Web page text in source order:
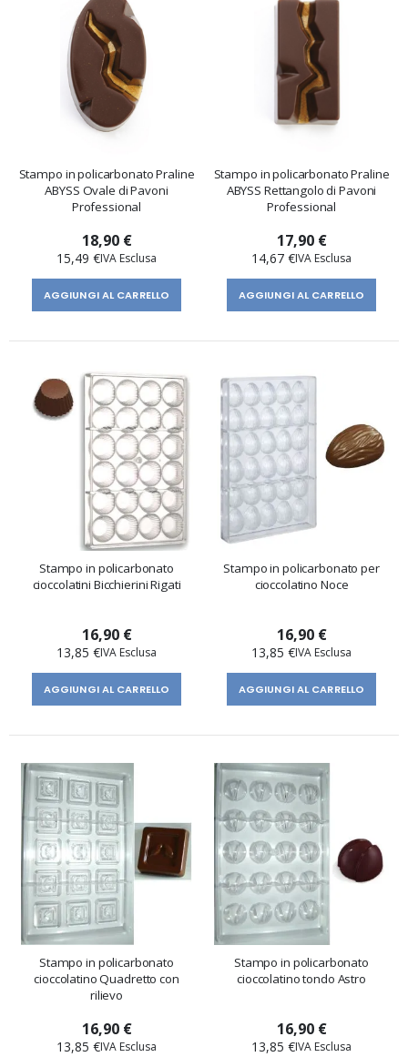
Stampo in policarbonato Praline
ABYSS Ovale di Pavoni
Professional
18,90 €
15,49 €
AGGIUNGI AL CARRELLO
Stampo in policarbonato Praline
ABYSS Rettangolo di Pavoni
Professional
17,90 €
14,67 €
AGGIUNGI AL CARRELLO
Stampo in policarbonato
cioccolatini Bicchierini Rigati
16,90 €
13,85 €
AGGIUNGI AL CARRELLO
Stampo in policarbonato per
cioccolatino Noce
16,90 €
13,85 €
AGGIUNGI AL CARRELLO
Stampo in policarbonato
cioccolatino Quadretto con
rilievo
16,90 €
13,85 €
Stampo in policarbonato
cioccolatino tondo Astro
16,90 €
13,85 €